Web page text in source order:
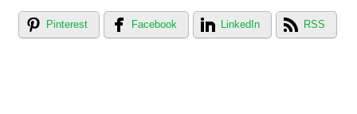
Pinterest Facebook LinkedIn RSS